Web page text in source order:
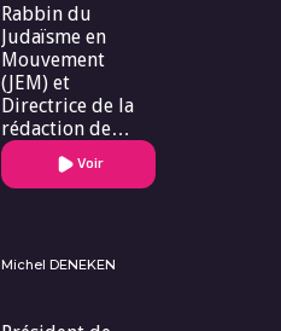
Rabbin du
Judaïsme en
Mouvement
(JEM) et
Directrice de la
rédaction de
Tenou’a
Voir
Michel DENEKEN